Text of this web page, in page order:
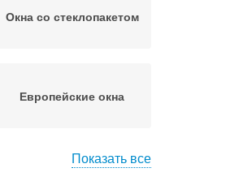
Окна со стеклопакетом
Европейские окна
Показать все